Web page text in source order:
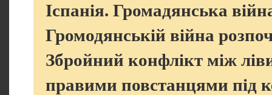
Іспанія. Громадянська
Громодянській війна
Збройний конфлікт між
правими повстанцями під